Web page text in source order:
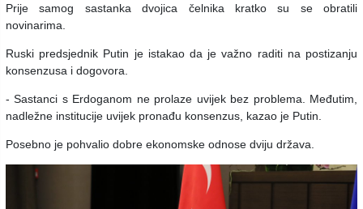
Prije samog sastanka dvojica čelnika kratko su se obratili
novinarima.
Ruski predsjednik Putin je istakao da je važno raditi na postizanju
konsenzusa i dogovora.
- Sastanci s Erdoganom ne prolaze uvijek bez problema. Međutim,
nadležne institucije uvijek pronađu konsenzus, kazao je Putin.
Posebno je pohvalio dobre ekonomske odnose dviju država.